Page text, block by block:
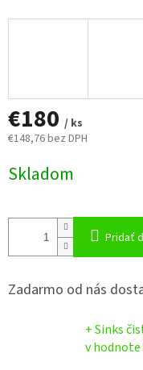
€180 / ks
€148,76 bez DPH
cena:
Skladom
Pridať
Zadarmo od nás
+ Sinks
v hodnote